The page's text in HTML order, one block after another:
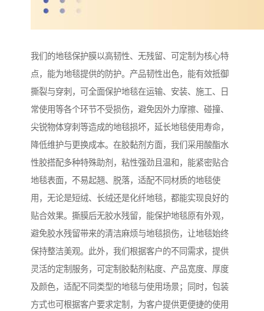
我们的地毯保护膜以高韧性、无残留、可定制为核心特
点，能为地毯提供的防护。产品韧性出色，能有效抵御
撕裂与穿刺，可全面保护地毯在运输、安装、施工、日
常使用等各个环节不受损伤，避免因外力摩擦、碰撞、
尖锐物体穿刺等造成的地毯损坏，延长地毯使用寿命，
降低维护与更换成本。在胶黏剂方面，我们采用酸酯水
性胶搭配多种特殊助剂，粘性强劲且温和，能紧密贴合
地毯表面，不易起翘、脱落，适配不同材质的地毯使
用，无论是短绒、长绒还是化纤地毯，都能实现良好的
贴合效果。撕膜后无胶水残留，能保护地毯原有外观，
避免胶水残留带来的清洁麻烦与地毯损伤，让地毯始终
保持整洁美观。此外，我们根据客户的不同需求，提供
灵活的定制服务，可定制胶黏剂粘度、产品宽度、厚度
及颜色，适配不同类型的地毯与使用场景；同时，包装
方式也可根据客户要求定制，为客户提供更便捷的使用